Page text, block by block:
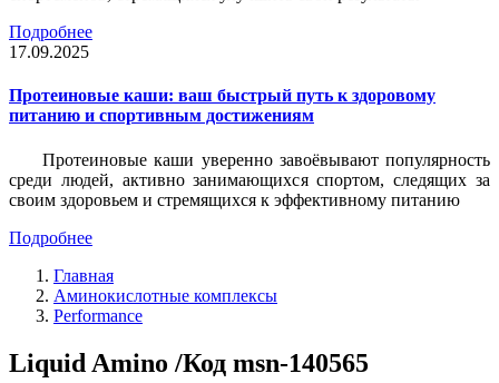
Подробнее
17.09.2025
Протеиновые каши: ваш быстрый путь к здоровому
питанию и спортивным достижениям
Протеиновые каши уверенно завоёвывают популярность
среди людей, активно занимающихся спортом, следящих за
своим здоровьем и стремящихся к эффективному питанию
Подробнее
Главная
Аминокислотные комплексы
Performance
Liquid Amino /Код msn-140565